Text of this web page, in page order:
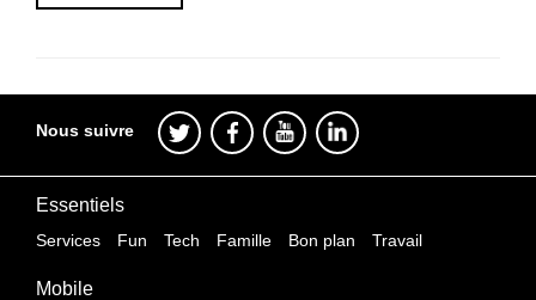
Nous suivre
Essentiels
Services Fun Tech Famille Bon plan Travail
Mobile